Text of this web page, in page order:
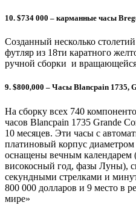
10. $734 000 – карманные часы
Созданный несколько
футляр из 18ти каратного
ручной сборки и
9. $800,000 – Часы Blancpain 1735,
На сборку всех 740
часов Blancpain 1735 Grande
10 месяцев. Эти часы с
платиновый корпус
оснащены вечным календарем
високосный год, фазы Луны),
секундными стрелками и
800 000 долларов и 9 место в
мире»